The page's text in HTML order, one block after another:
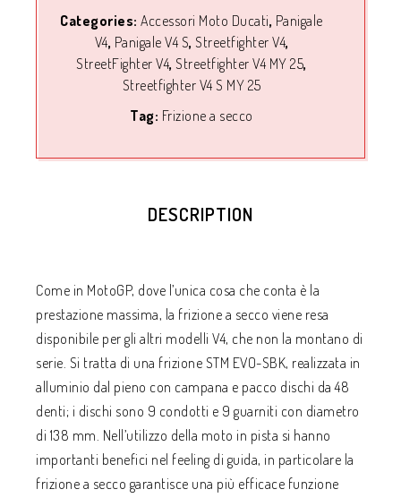
Categories:Accessori Moto Ducati, Panigale
V4, Panigale V4 S, Streetfighter V4,
StreetFighter V4, Streetfighter V4 MY 25,
Streetfighter V4 S MY 25
Tag: Frizione a secco
DESCRIPTION
Come in MotoGP, dove l’unica cosa che conta è la
prestazione massima, la frizione a secco viene resa
disponibile per gli altri modelli V4, che non la montano di
serie. Si tratta di una frizione STM EVO-SBK, realizzata in
alluminio dal pieno con campana e pacco dischi da 48
denti; i dischi sono 9 condotti e 9 guarniti con diametro
di 138 mm. Nell’utilizzo della moto in pista si hanno
importanti benefici nel feeling di guida, in particolare la
frizione a secco garantisce una più efficace funzione